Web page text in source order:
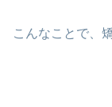
こんなことで、